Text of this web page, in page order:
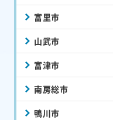
富里市
山武市
富津市
南房総市
鴨川市